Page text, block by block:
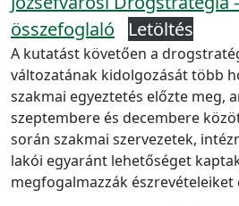
összefoglaló
Letöltés
A kutatást követően a
változatának kidolgozását több
szakmai egyeztetés előzte meg,
szeptembere és decembere
során szakmai szervezetek,
lakói egyaránt lehetőséget
megfogalmazzák észrevételeiket